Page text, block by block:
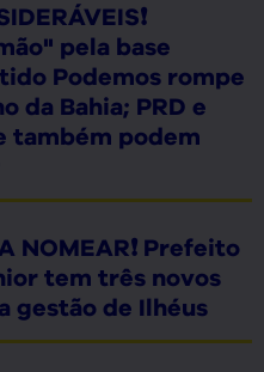
pela base
Podemos rompe
da Bahia; PRD e
também podem
NOMEAR❗ Prefeito
tem três novos
gestão de Ilhéus